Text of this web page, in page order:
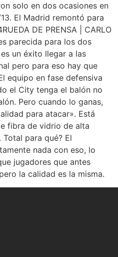
solo en dos ocasiones en
El Madrid remontó para
DE PRENSA | CARLO
parecida para los dos
un éxito llegar a las
pero para eso hay que
equipo en fase defensiva
el City tenga el balón no
Pero cuando lo ganas,
para atacar». Está
fibra de vidrio de alta
para qué? El
nada con eso, lo
jugadores que antes
la calidad es la misma.